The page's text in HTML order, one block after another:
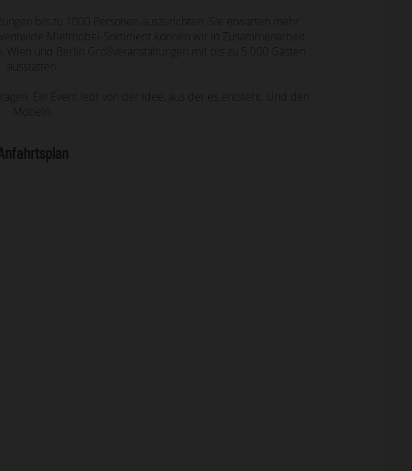
bis zu 1000 Personen auszurichten. Sie erwarten mehr
Mietmöbel-Sortiment können wir in Zusammenarbeit
und Berlin Großveranstaltungen mit bis zu 5.000 Gästen
ausstatten.
Ein Event lebt von der Idee, aus der es entsteht. Und den
Möbeln.